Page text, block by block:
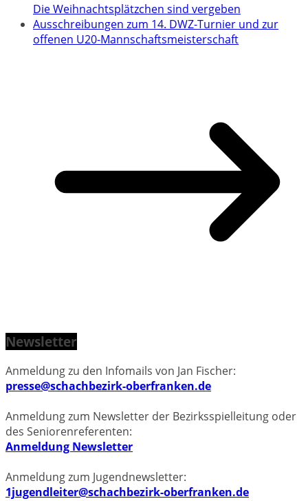
Die Weihnachtsplätzchen sind vergeben
Ausschreibungen zum 14. DWZ-Turnier und zur
offenen U20-Mannschaftsmeisterschaft
Newsletter
Anmeldung zu den Infomails von Jan Fischer:
presse@schachbezirk-oberfranken.de
Anmeldung zum Newsletter der Bezirksspielleitung oder
des Seniorenreferenten:
Anmeldung Newsletter
Anmeldung zum Jugendnewsletter:
1jugendleiter@schachbezirk-oberfranken.de